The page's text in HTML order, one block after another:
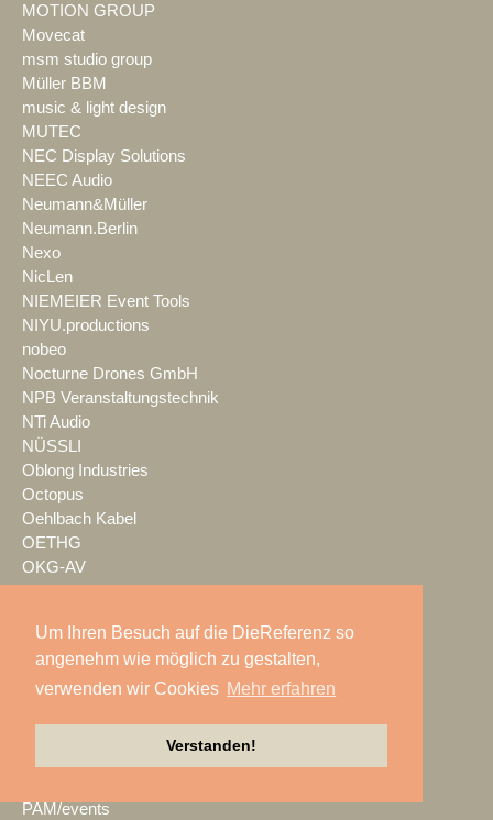
Um Ihren Besuch auf die DieReferenz so
angenehm wie möglich zu gestalten,
verwenden wir Cookies Mehr erfahren
Verstanden!
MOTION GROUP
Movecat
msm studio group
Müller BBM
music & light design
MUTEC
NEC Display Solutions
NEEC Audio
Neumann&Müller
Neumann.Berlin
Nexo
NicLen
NIEMEIER Event Tools
NIYU.productions
nobeo
Nocturne Drones GmbH
NPB Veranstaltungstechnik
NTi Audio
NÜSSLI
Oblong Industries
Octopus
Oehlbach Kabel
OETHG
OKG-AV
Omron
Optocore
ORANGE PRODUCTION DG
OS-VT
P2 Veranstaltungstechnik
PAM/events